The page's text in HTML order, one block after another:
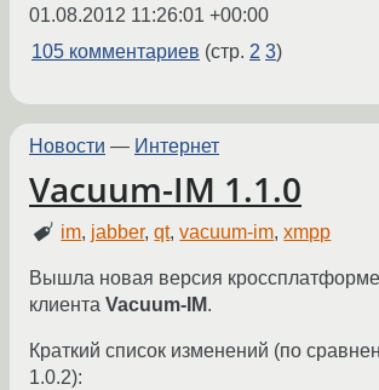
01.08.2012 11:26:01 +00:00
105 комментариев (стр. 2 3)
Новости — Интернет
Vacuum-IM 1.1.0
im, jabber,qt,vacuum-im,xmpp
Вышла новая версия
клиента Vacuum-IM.
Краткий список изменений (по
1.0.2):